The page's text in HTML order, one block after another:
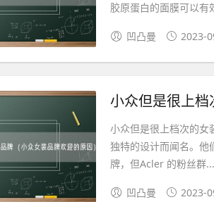
胶原蛋白的面膜可以有
凹凸曼 2023-
小众但是很上档
小众但是很上档次的
独特的设计而闻名。他
牌，但Acler 的粉丝群...
凹凸曼 2023-